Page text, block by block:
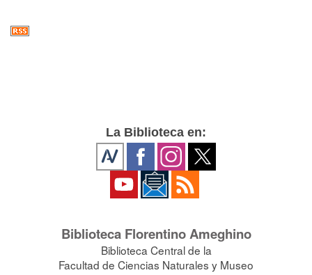
La Biblioteca en:
Biblioteca Florentino Ameghino
Biblioteca Central de la
Facultad de Ciencias Naturales y Museo